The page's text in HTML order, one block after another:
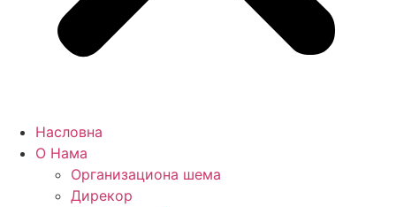
Насловна
О Нама
Организациона шема
Дирекор